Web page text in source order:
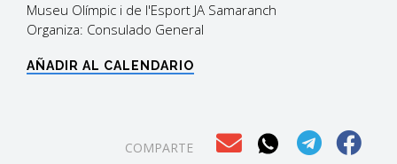
Museu Olímpic i de l'Esport JA Samaranch
Organiza: Consulado General
AÑADIR AL CALENDARIO
COMPARTE